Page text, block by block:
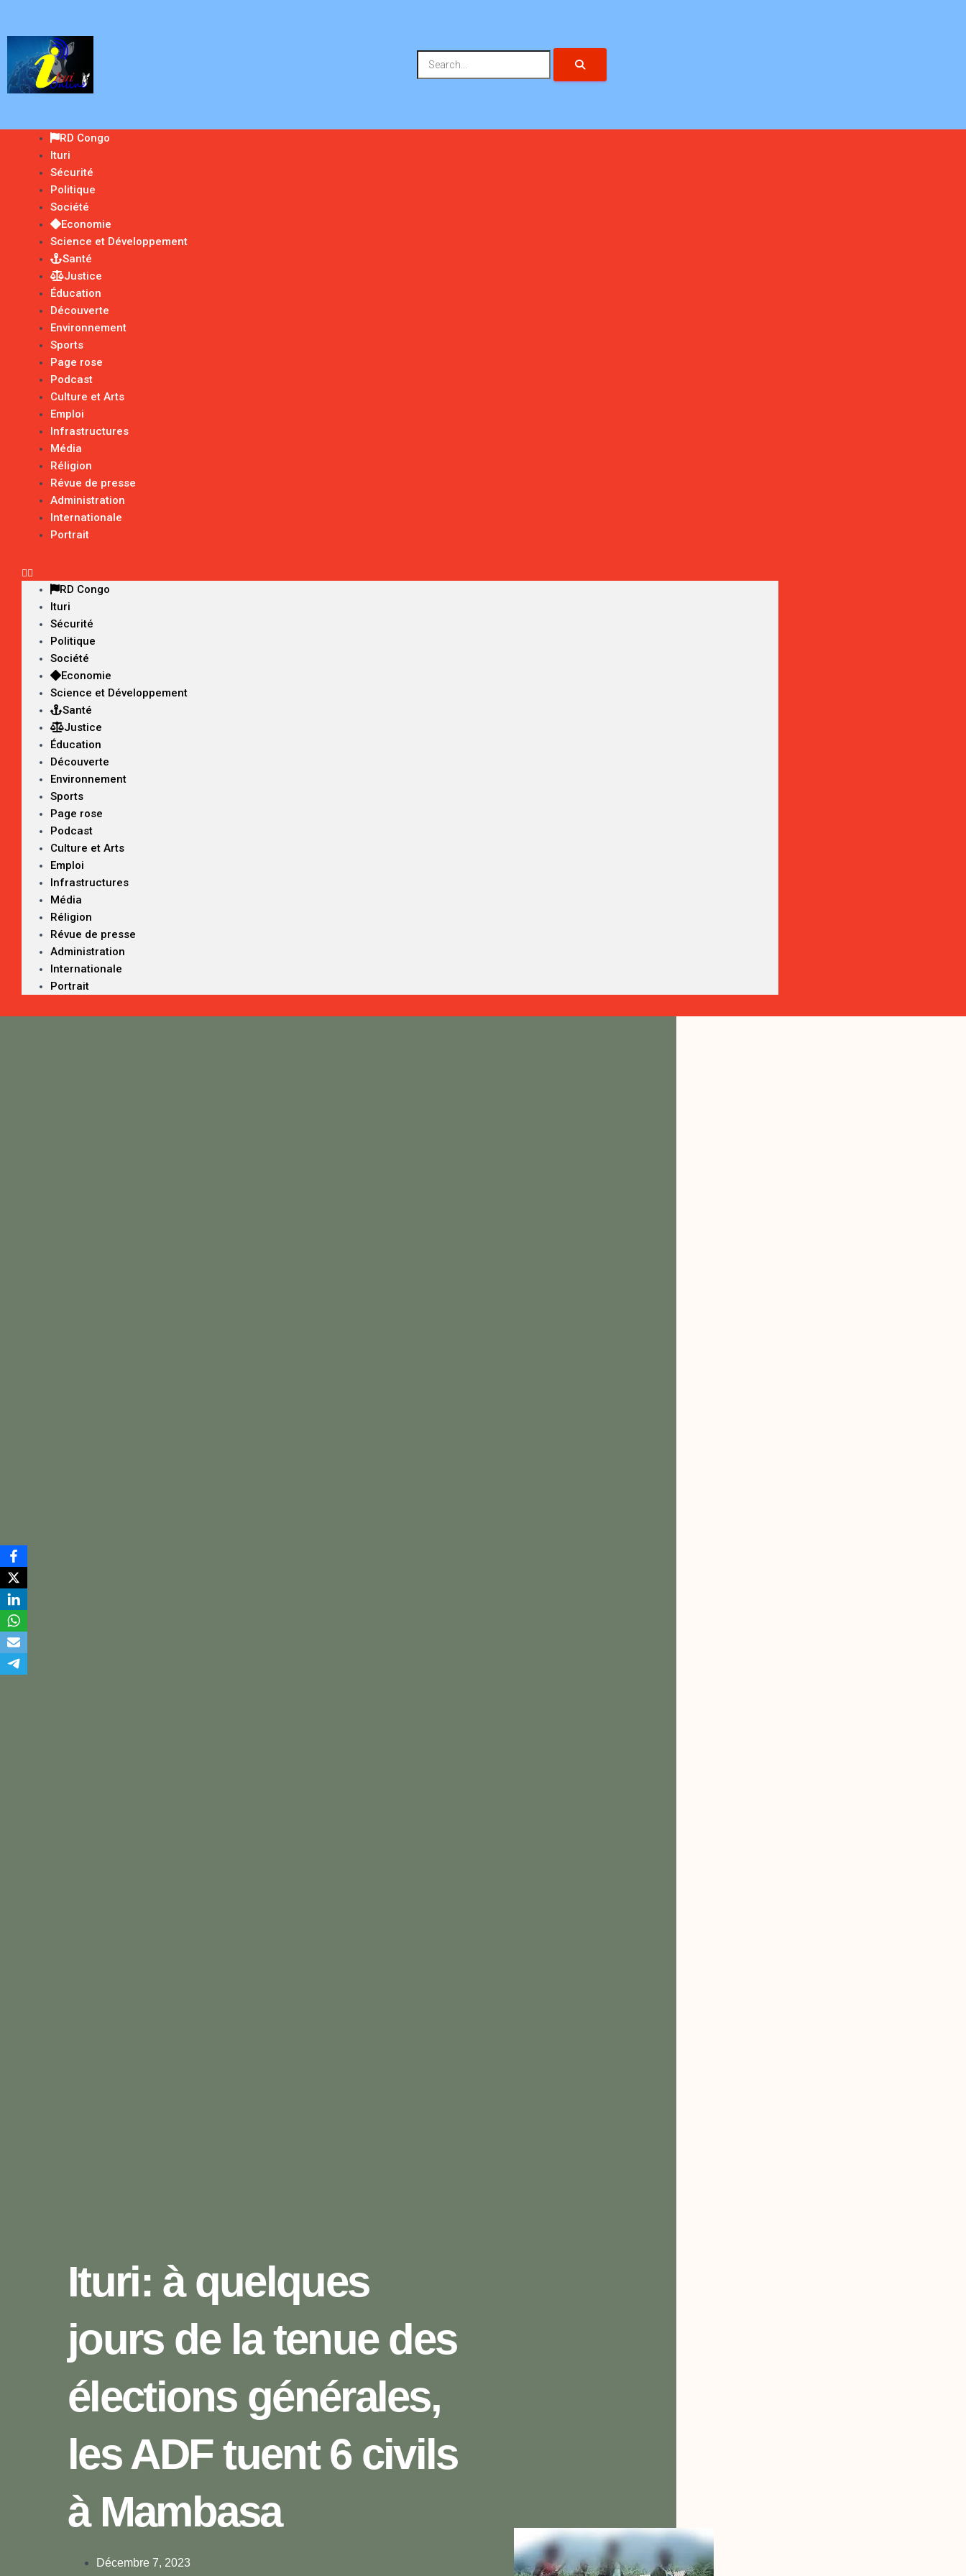
RD Congo
Ituri
Sécurité
Politique
Société
Economie
Science et Développement
Santé
Justice
Éducation
Découverte
Environnement
Sports
Page rose
Podcast
Culture et Arts
Emploi
Infrastructures
Média
Réligion
Révue de presse
Administration
Internationale
Portrait
RD Congo
Ituri
Sécurité
Politique
Société
Economie
Science et Développement
Santé
Justice
Éducation
Découverte
Environnement
Sports
Page rose
Podcast
Culture et Arts
Emploi
Infrastructures
Média
Réligion
Révue de presse
Administration
Internationale
Portrait
Ituri: à quelques
jours de la tenue des
élections générales,
les ADF tuent 6 civils
à Mambasa
Décembre 7, 2023